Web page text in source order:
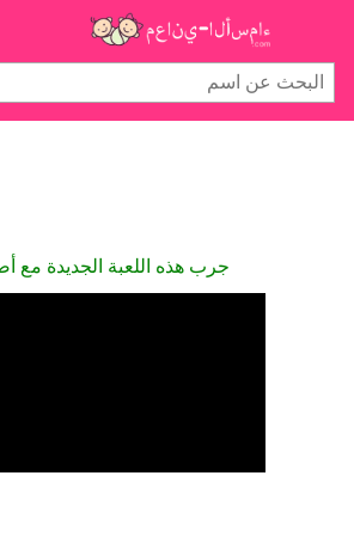
جرب هذه اللعبة الجديدة مع